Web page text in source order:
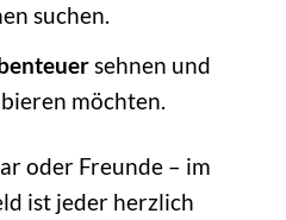
suchen.
sehnen und
möchten.
oder Freunde – im
ist jeder herzlich